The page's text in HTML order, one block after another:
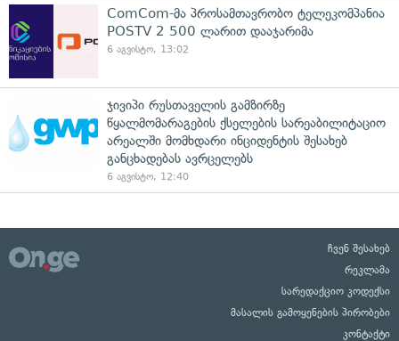
ComCom-მა პროსამთავრობო ტელეკომპანია
POSTV 2 500 ლარით დააჯარიმა
6 აგვისტო, 13:02
ჯივიპი რუსთაველის გამზირზე
წყალმომარაგების ქსელების სარეაბილიტაციო
არეალში მომხდარი ინციდენტის შესახებ
განცხადებას ავრცელებს
6 აგვისტო, 12:40
ჩვენ შესახებ
რეკლამა
სარედაქციო კოდექსი
მასალის გამოყენების პირობები
კონტაქტი